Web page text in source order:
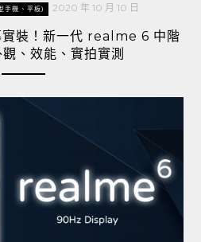
手機、平板) 2020 年 10 月 10 日
裝！新一代 realme 6 中階
、效能、實拍實測